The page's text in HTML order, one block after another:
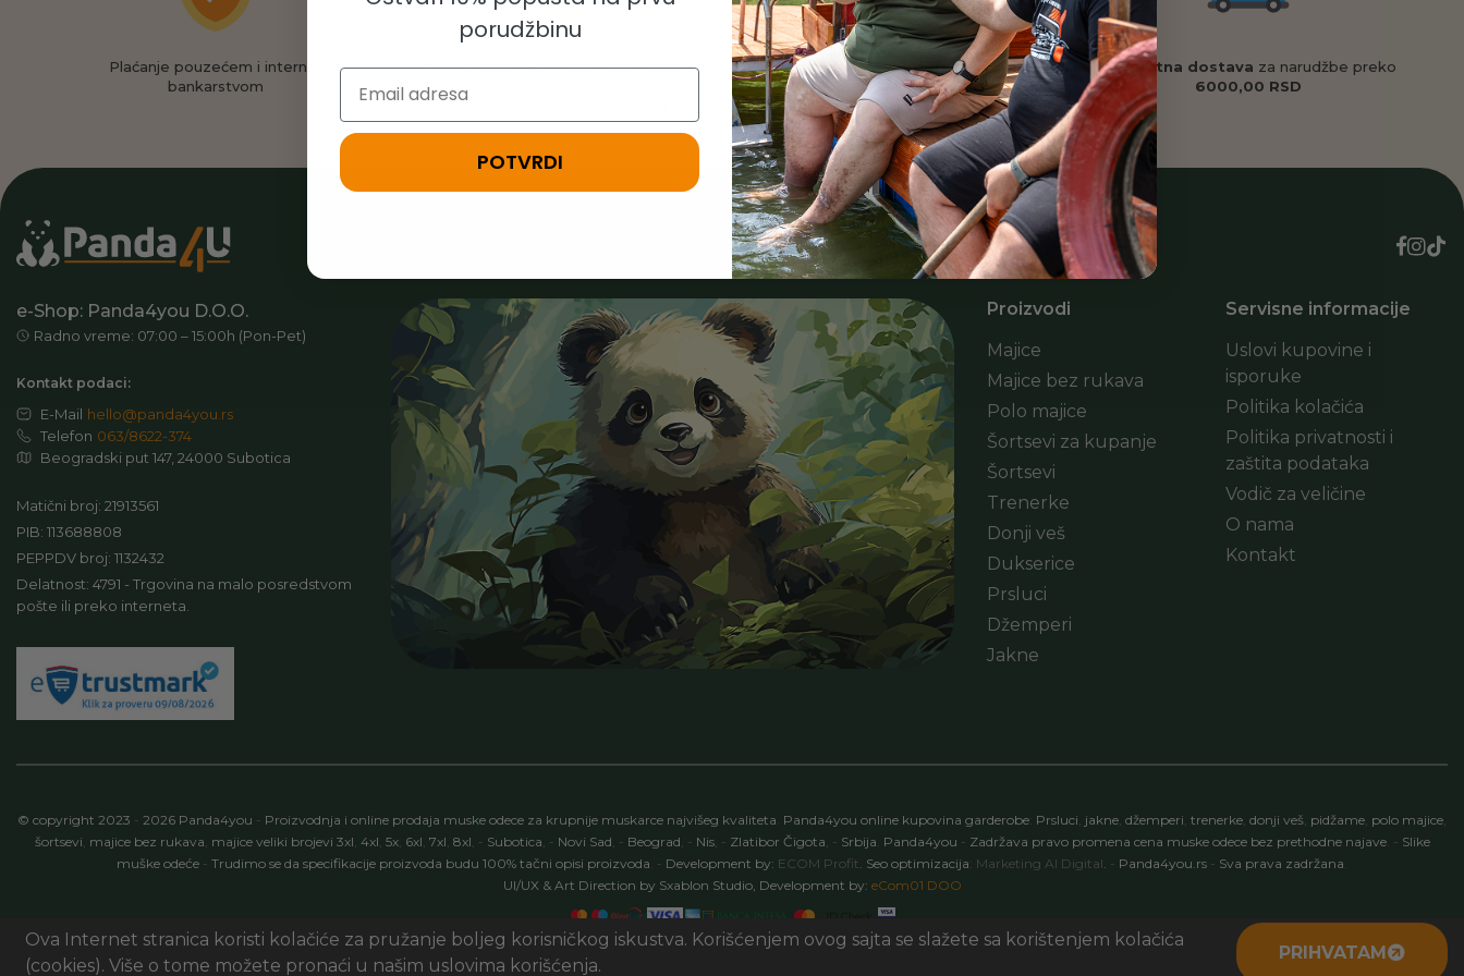
Plaćanje pouzećem i internet
bankarstvom
Imate pitanja? Potrebna Vam je pomoć
Pozovite nas:
Ukoliko ste naručilipogrešnu veličinu,
javite se. Brzo i jednostavno ćemo Vam
zameniti proizvod
Besplatna dostava za narudžbe preko
6000,00 RSD
e-Shop: Panda4you D.O.O.
Radno vreme: 07:00 – 15:00h (Pon-Pet)
Kontakt podaci:
E-Mail hello@panda4you.rs
Telefon 063/8622-374
Beogradski put 147, 24000 Subotica
Matični broj: 21913561
PIB: 113688808
PEPPDV broj: 1132432
Delatnost: 4791 - Trgovina na malo posredstvom
pošte ili preko interneta.
Proizvodi
Majice
Majice bez rukava
Polo majice
Šortsevi za kupanje
Šortsevi
Trenerke
Donji veš
Dukserice
Prsluci
Džemperi
Jakne
Servisne informacije
Uslovi kupovine i
isporuke
Politika kolačića
Politika privatnosti i
zaštita podataka
Vodič za veličine
O nama
Kontakt
© copyright 2023 - 2026 Panda4you - Proizvodnja i online prodaja muske odece za krupnije muskarce najvišeg kvaliteta. Panda4you online kupovina garderobe: Prsluci, jakne, džemperi, trenerke, donji veš, pidžame, polo majice,
šortsevi, majice bez rukava, majice veliki brojevi 3xl, 4xl, 5x, 6xl, 7xl, 8xl, - Subotica, - Novi Sad, - Beograd, - Nis, - Zlatibor Čigota, - Srbija. Panda4you - Zadržava pravo promena cena muske odece bez prethodne najave. - Slike
muške odeće - Trudimo se da specifikacije proizvoda budu 100% tačni opisi proizvoda. - Development by: ECOM Profit. Seo optimizacija: Marketing AI Digital. - Panda4you.rs - Sva prava zadržana.
UI/UX & Art Direction by Sxablon Studio, Development by: eCom01 DOO
Ova Internet stranica koristi kolačiće za pružanje boljeg korisničkog iskustva. Korišćenjem ovog sajta se slažete sa korištenjem kolačića
(cookies). Više o tome možete pronaći u našim uslovima korišćenja.
PRIHVATAM
porudžbinu
Email
POTVRDI